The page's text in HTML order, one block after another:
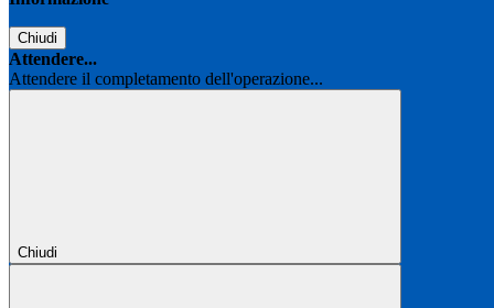
Chiudi
Attendere...
Attendere il completamento dell'operazione...
Chiudi